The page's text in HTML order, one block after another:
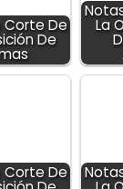
Corte De
De
La
Corte De